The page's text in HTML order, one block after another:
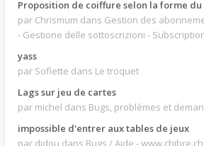
Proposition de coiffure selon la forme du
par Chrismum dans Gestion des
- Gestione delle sottoscrizioni -
yass
par Soflette dans Le troquet
Lags sur jeu de cartes
par michel dans Bugs, problèmes et
impossible d'entrer aux tables de jeux
par didou dans Bugs / Aide -